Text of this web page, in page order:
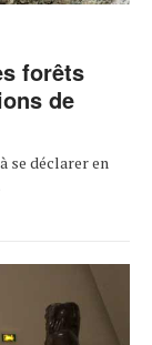
forêts
de
se déclarer en